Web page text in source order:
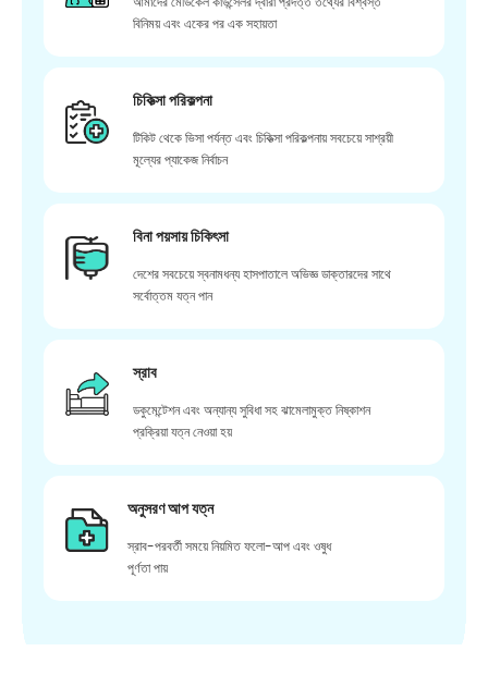
বিনিময় এবং একের পর এক সহায়তা
চিকিত্সা পরিকল্পনা
টিকিট থেকে ভিসা পর্যন্ত এবং চিকিত্সা পরিকল্পনায় সবচেয়ে সাশ্রয়ী
মূল্যের প্যাকেজ নির্বাচন
বিনা পয়সায় চিকিৎসা
দেশের সবচেয়ে স্বনামধন্য হাসপাতালে অভিজ্ঞ ডাক্তারদের সাথে
সর্বোত্তম যত্ন পান
স্রাব
ডকুমেন্টেশন এবং অন্যান্য সুবিধা সহ ঝামেলামুক্ত নিষ্কাশন
প্রক্রিয়া যত্ন নেওয়া হয়
অনুসরণ আপ যত্ন
স্রাব-পরবর্তী সময়ে নিয়মিত ফলো-আপ এবং ওষুধ
পূর্ণতা পায়